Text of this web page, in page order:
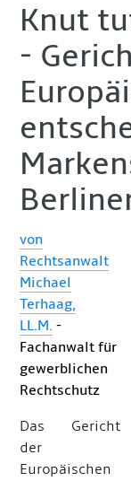
Knut
-
von
Rechtsanwalt
Michael
Terhaag,
LL.M. -
Fachanwalt für
gewerblichen
Rechtschutz
Das Gericht
der
Europäischen